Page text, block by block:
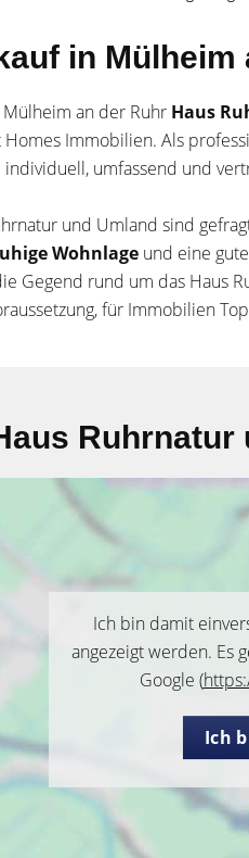
in
Mülheim an der Ruhr Haus
Immobilien. Als
umfassend und
und Umland sind
Wohnlage und eine
Gegend rund um das Haus
für Immobilien
Ich bin damit
angezeigt werden. Es
Google (
Ich